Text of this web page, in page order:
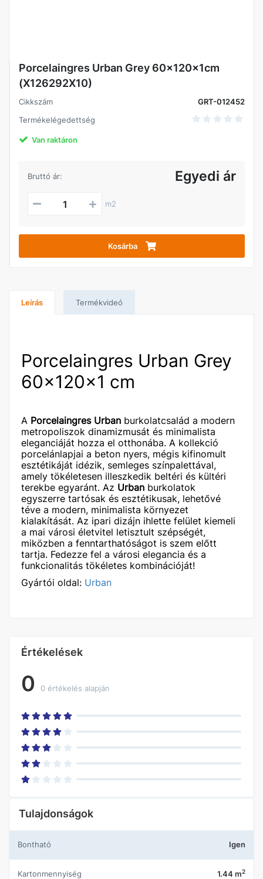
Porcelaingres Urban Grey 60x120x1cm
(X126292X10)
Cikkszám
GRT-012452
Termékelégedettség
Van raktáron
Bruttó ár: Egyedi ár
m2
Kosárba
Leírás Termékvideó
Porcelaingres Urban Grey
60x120x1 cm
A Porcelaingres Urban burkolatcsalád a modern
metropoliszok dinamizmusát és minimalista
eleganciáját hozza el otthonába. A kollekció
porcelánlapjai a beton nyers, mégis kifinomult
esztétikáját idézik, semleges színpalettával,
amely tökéletesen illeszkedik beltéri és kültéri
terekbe egyaránt. Az Urban burkolatok
egyszerre tartósak és esztétikusak, lehetővé
téve a modern, minimalista környezet
kialakítását. Az ipari dizájn ihlette felület kiemeli
a mai városi életvitel letisztult szépségét,
miközben a fenntarthatóságot is szem előtt
tartja. Fedezze fel a városi elegancia és a
funkcionalitás tökéletes kombinációját!
Gyártói oldal: Urban
Értékelések
0 0 értékelés alapján
Tulajdonságok
Bontható Igen
Kartonmennyiség 1.44 m2